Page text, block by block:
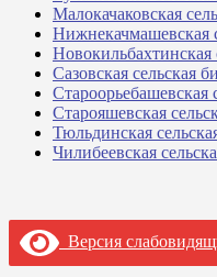
Малокачаковская
Нижнекачмашевская
Сазовская сельская
Старояшевская
Тюльдинская
Чилибеевская
Версия